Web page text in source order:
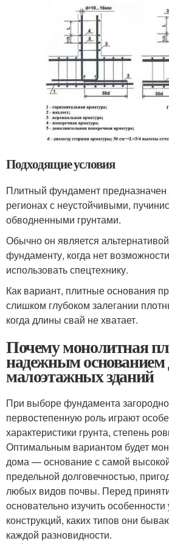
Подходящие условия
Плитный фундамент предназначен
регионах с неустойчивыми,
обводненными грунтами.
Обычно он является
фундаменту, когда нет
использовать спецтехнику.
Как вариант, плитные основания
слишком глубоком залегании
когда длины свай не хватает.
Почему монолитная
надежным основанием
малоэтажных зданий
При выборе фундамента
первостепенную роль играют
характеристики грунта, степень
Оптимальным вариантом будет
дома — основание с самой
предельной долговечностью,
любых видов почвы. Перед
основательно изучить особенности
конструкций, каких типов они
каждой разновидности.